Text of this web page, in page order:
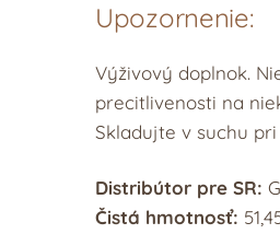
Upozornenie:
Výživový doplnok.
precitlivenosti na
Skladujte v suchu pri
Distribútor pre SR:
Čistá hmotnosť: